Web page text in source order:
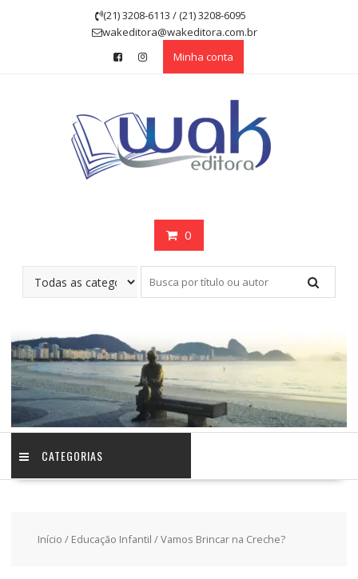
(21) 3208-6113 / (21) 3208-6095
wakeditora@wakeditora.com.br
Minha conta
0
CATEGORIAS
Início / Educação Infantil / Vamos Brincar na Creche?